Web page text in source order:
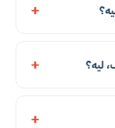
ليه؟